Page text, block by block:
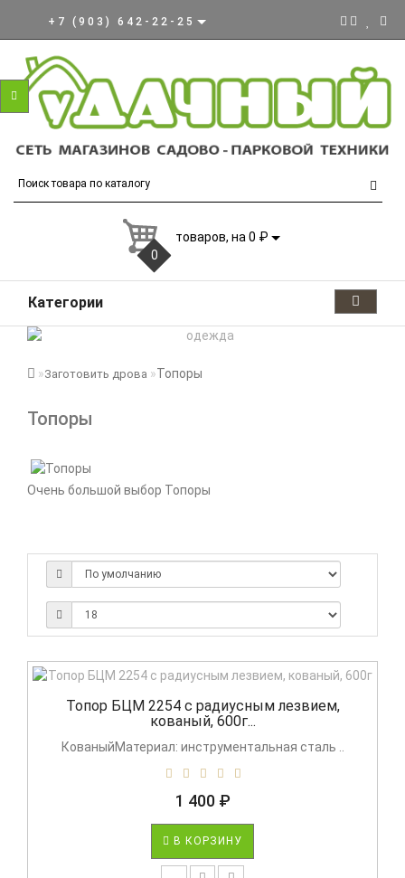
+7 (903) 642-22-25
0
товаров, на 0 ₽
Категории
Заготовить дрова Топоры
Топоры
Очень большой выбор Топоры
Топор БЦМ 2254 с радиусным лезвием,
кованый, 600г...
КованыйМатериал: инструментальная сталь ..
1 400 ₽
В КОРЗИНУ